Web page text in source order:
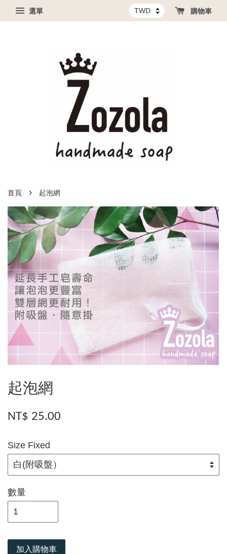
選單 購物車
首頁 › 起泡網
起泡網
NT$ 25.00
Size Fixed
數量
加入購物車